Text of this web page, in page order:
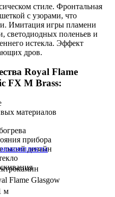
стиле. Фронтальная
с узорами, что
Имитация игры пламени
светодиодных поленьев и
истекла. Эффект
дров.
Royal Flame
FX M Brass:
материалов
прибора
дизайн
Flame Glasgow
м